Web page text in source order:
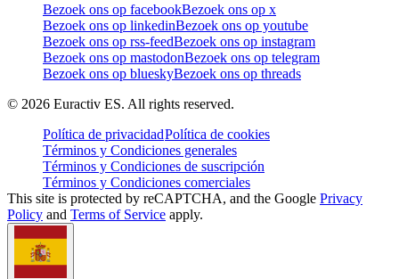
Bezoek ons op facebookBezoek ons op x
Bezoek ons op linkedinBezoek ons op youtube
Bezoek ons op rss-feedBezoek ons op instagram
Bezoek ons op mastodonBezoek ons op telegram
Bezoek ons op blueskyBezoek ons op threads
© 2026 Euractiv ES. All rights reserved.
Política de privacidadPolítica de cookies
Términos y Condiciones generales
Términos y Condiciones de suscripción
Términos y Condiciones comerciales
This site is protected by reCAPTCHA, and the Google Privacy
Policy and Terms of Service apply.